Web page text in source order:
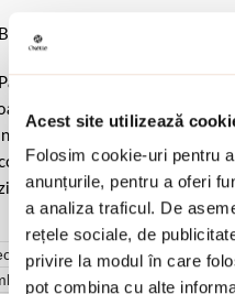
Acest site utilizează
Folosim cookie-uri pentru
anunțurile, pentru a oferi
a analiza traficul. De
rețele sociale, de
privire la modul în care
pot combina cu alte
metalica.
bijuteria in ambalajul
pentru a evita frecarea sau
cu apa si produsele
sa o lustruiti cu o
(0)